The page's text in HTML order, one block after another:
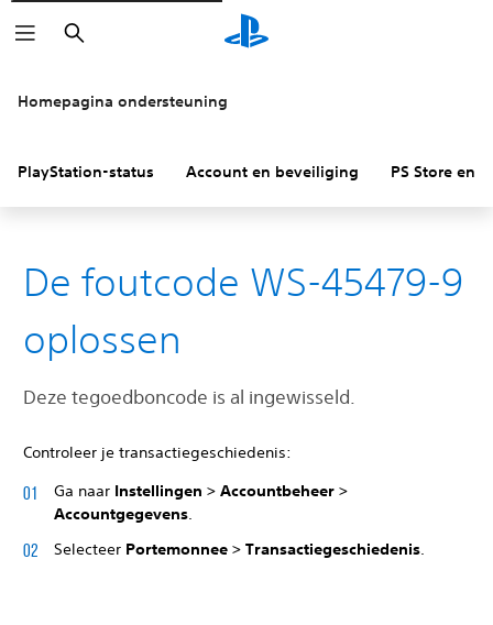
Zoeken
Homepagina ondersteuning
PlayStation-status Account en beveiliging PS Store en
De foutcode WS-45479-9
oplossen
Deze tegoedboncode is al ingewisseld.
Controleer je transactiegeschiedenis:
Ga naar Instellingen > Accountbeheer >
Accountgegevens.
Selecteer Portemonnee > Transactiegeschiedenis